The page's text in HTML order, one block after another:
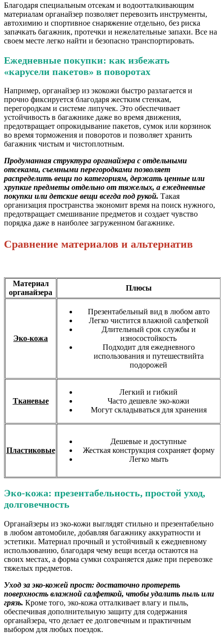
Благодаря специальным отсекам и водоотталкивающим
материалам органайзер позволяет перевозить инструменты,
автохимию и спортивное снаряжение отдельно, без риска
запачкать багажник, протечки и нежелательные запахи. Все на
своем месте легко найти и безопасно транспортировать.
Ежедневные покупки: как избежать
«карусели пакетов» в поворотах
Например, органайзер из экокожи быстро разлагается и
прочно фиксируется благодаря жестким стенкам,
перегородкам и системе липучек. Это обеспечивает
устойчивость в багажнике даже во время движения,
предотвращает опрокидывание пакетов, сумок или корзинок
во время торможения и поворотов и позволяет хранить
багажник чистым и чистоплотным.
Продуманная структура органайзера с отдельными
отсеками, съемными перегородками позволяет
распределить вещи по категориям, держать ценные или
хрупкие предметы отдельно от тяжелых, а ежедневные
покупки или детские вещи всегда под рукой. Такая
организация пространства экономит время на поиск нужного,
предотвращает смешивание предметов и создает чувство
порядка даже в наиболее загруженном багажнике.
Сравнение материалов и альтернатив
Материал
органайзера
Плюсы
Эко-кожа
Презентабельный вид в любом авто
Легко чистится влажной салфеткой
Длительный срок службы и
износостойкость
Подходит для ежедневного
использования и путешествийта
подорожей
Тканевые
Легкий и гибкий
Часто дешевле эко-кожи
Могут складываться для хранения
Пластиковые
Дешевые и доступные
Жесткая конструкция сохраняет форму
Легко мыть
Эко-кожа: презентабельность, простой уход,
долговечность
Органайзеры из эко-кожи выглядят стильно и презентабельно
в любом автомобиле, добавляя багажнику аккуратности и
эстетики. Материал прочный и устойчивый к ежедневному
использованию, благодаря чему вещи всегда остаются на
своих местах, а форма сумки сохраняется даже при перевозке
тяжелых предметов.
Уход за эко-кожей прост: достаточно протереть
поверхность влажной салфеткой, чтобы удалить пыль или
грязь. Кроме того, эко-кожа отталкивает влагу и пыль,
обеспечивая дополнительную защиту для содержания
органайзера, что делает ее долговечным и практичным
выбором для любых поездок.